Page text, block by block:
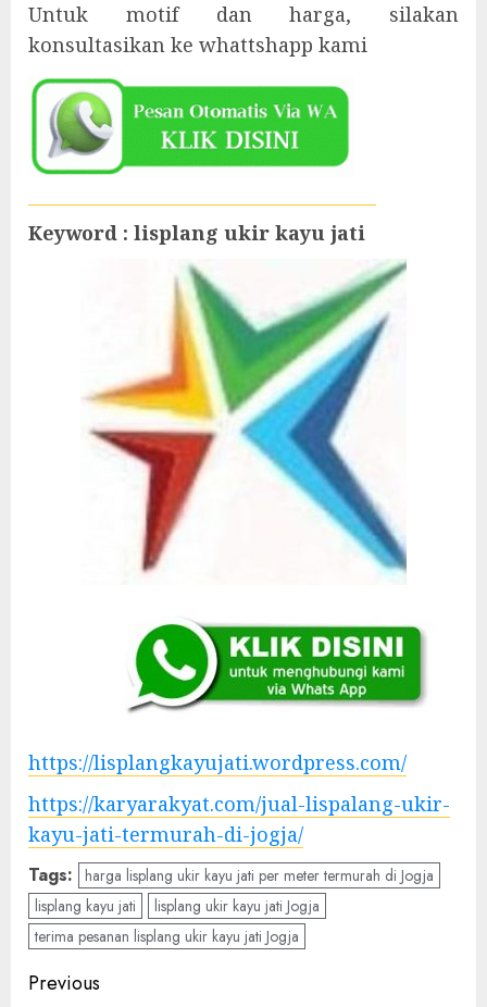
Untuk motif dan harga, silakan
konsultasikan ke whattshapp kami
Keyword : lisplang ukir kayu jati
https://lisplangkayujati.wordpress.com/
https://karyarakyat.com/jual-lispalang-ukir-
kayu-jati-termurah-di-jogja/
Tags: harga lisplang ukir kayu jati per meter termurah di Jogja
lisplang kayu jati
lisplang ukir kayu jati Jogja
terima pesanan lisplang ukir kayu jati Jogja
Previous